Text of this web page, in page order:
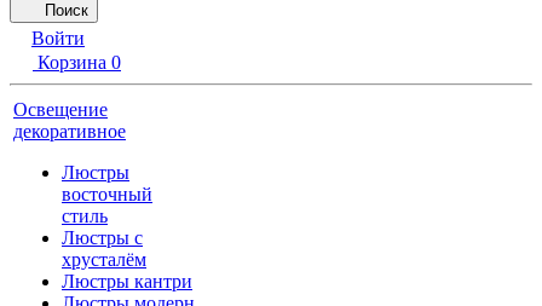
Поиск
Войти
Корзина 0
Освещение
декоративное
Люстры
восточный
стиль
Люстры с
хрусталём
Люстры кантри